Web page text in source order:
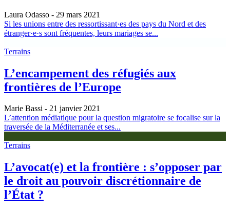
Laura Odasso - 29 mars 2021
Si les unions entre des ressortissant·es des pays du Nord et des
étranger·e·s sont fréquentes, leurs mariages se...
Terrains
L’encampement des réfugiés aux
frontières de l’Europe
Marie Bassi - 21 janvier 2021
L’attention médiatique pour la question migratoire se focalise sur la
traversée de la Méditerranée et ses...
Terrains
L’avocat(e) et la frontière : s’opposer par
le droit au pouvoir discrétionnaire de
l’État ?